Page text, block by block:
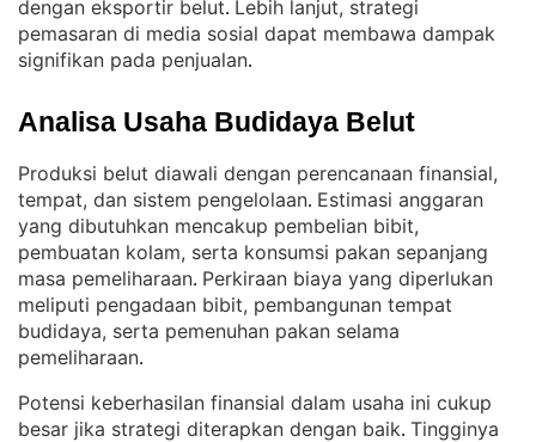
dengan eksportir belut. Lebih lanjut, strategi
pemasaran di media sosial dapat membawa dampak
signifikan pada penjualan.
Analisa Usaha Budidaya Belut
Produksi belut diawali dengan perencanaan finansial,
tempat, dan sistem pengelolaan. Estimasi anggaran
yang dibutuhkan mencakup pembelian bibit,
pembuatan kolam, serta konsumsi pakan sepanjang
masa pemeliharaan. Perkiraan biaya yang diperlukan
meliputi pengadaan bibit, pembangunan tempat
budidaya, serta pemenuhan pakan selama
pemeliharaan.
Potensi keberhasilan finansial dalam usaha ini cukup
besar jika strategi diterapkan dengan baik. Tingginya